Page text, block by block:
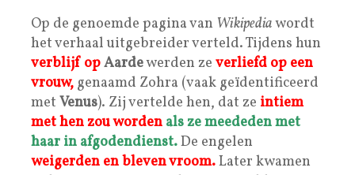
Op de genoemde pagina van Wikipediawordt
het verhaal uitgebreider verteld. Tijdens hun
verblijf opAardewerden ze verliefd op een
vrouw, genaamd Zohra (vaak geïdentificeerd
met Venus). Zij vertelde hen, dat ze intiem
met hen zou worden als ze meededen met
haar in afgodendienst.De engelen
weigerden en bleven vroom.Later kwamen